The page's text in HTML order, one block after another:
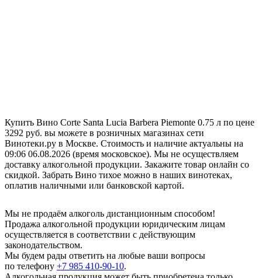
Купить Вино Corte Santa Lucia Barbera Piemonte 0.75 л по цене
3292 руб. вы можете в розничных магазинах сети
Винотеки.ру в Москве. Стоимость и наличие актуальны на
09:06 06.08.2026 (время московское). Мы не осуществляем
доставку алкогольной продукции. Закажите товар онлайн со
скидкой. Забрать Вино тихое можно в наших винотеках,
оплатив наличными или банковской картой.
Мы не продаём алкоголь дистанционным способом!
Продажа алкогольной продукции юридическим лицам
осуществляется в соответствии с действующим
законодательством.
Мы будем рады ответить на любые ваши вопросы
по телефону +7 985 410-90-10.